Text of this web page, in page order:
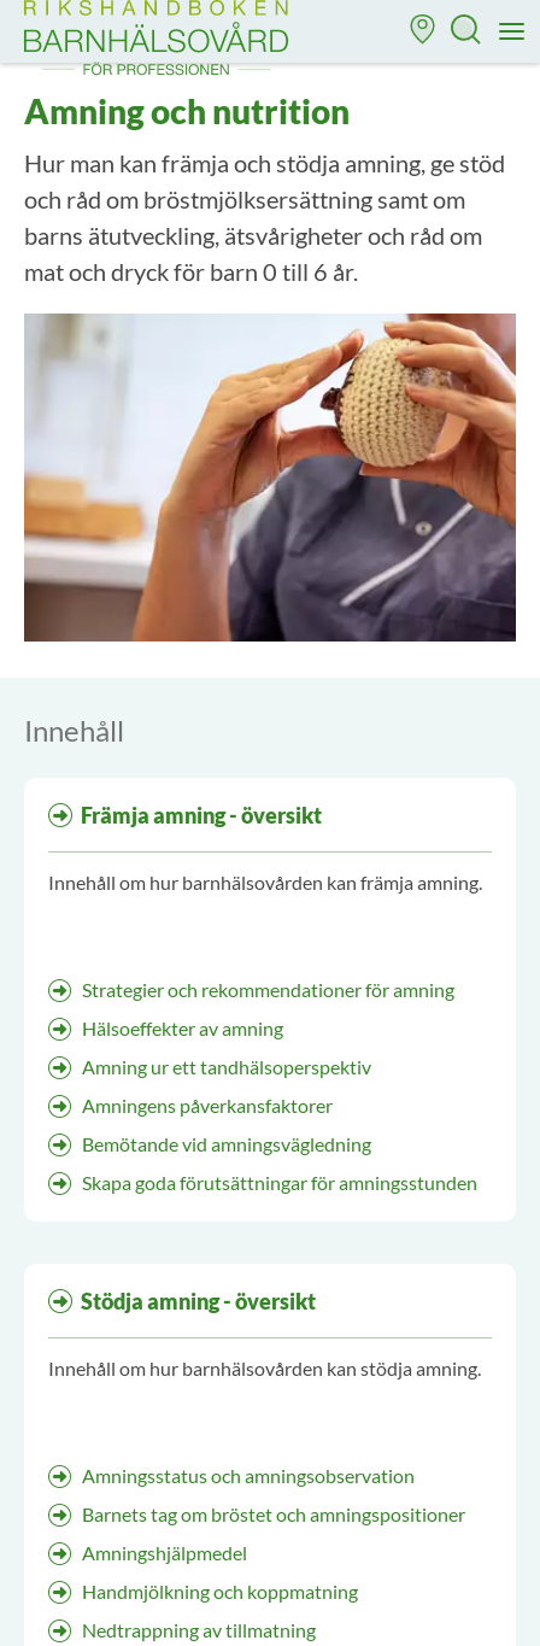
Till startsidan för Rikshandboken i barnhälsovård
Amning och nutrition
Hur man kan främja och stödja amning, ge stöd
och råd om bröstmjölksersättning samt om
barns ätutveckling, ätsvårigheter och råd om
mat och dryck för barn 0 till 6 år.
Innehåll
Främja amning - översikt
Innehåll om hur barnhälsovården kan främja amning.
Strategier och rekommendationer för amning
Hälsoeffekter av amning
Amning ur ett tandhälsoperspektiv
Amningens påverkansfaktorer
Bemötande vid amningsvägledning
Skapa goda förutsättningar för amningsstunden
Stödja amning - översikt
Innehåll om hur barnhälsovården kan stödja amning.
Amningsstatus och amningsobservation
Barnets tag om bröstet och amningspositioner
Amningshjälpmedel
Handmjölkning och koppmatning
Nedtrappning av tillmatning